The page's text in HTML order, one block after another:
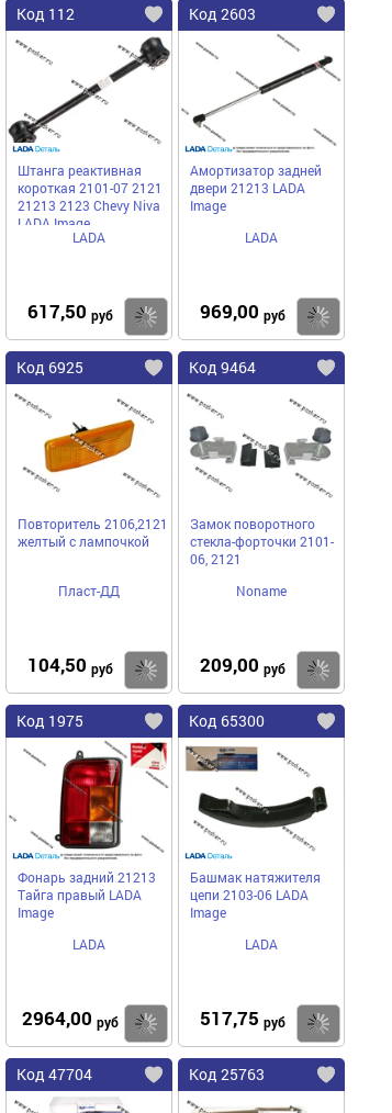
Код 112
Штанга реактивная
короткая 2101-07 2121
21213 2123 Chevy Niva
LADA Image
LADA
617,50 руб Купить
Код 2603
Амортизатор задней
двери 21213 LADA
Image
LADA
969,00 руб
Код 6925
Повторитель 2106,2121
желтый с лампочкой
Пласт-ДД
104,50 руб Купить
Код 9464
Замок поворотного
стекла-форточки 2101-
06, 2121
Noname
209,00 руб
Код 1975
Фонарь задний 21213
Тайга правый LADA
Image
LADA
2964,00 руб Купить
Код 65300
Башмак натяжителя
цепи 2103-06 LADA
Image
LADA
517,75 руб
Код 47704 Код 25763